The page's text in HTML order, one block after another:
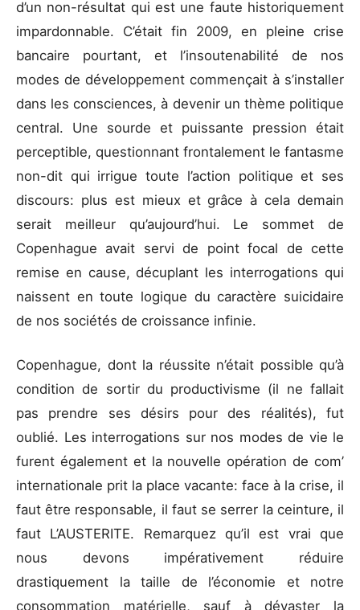
d’un non-résultat qui est une faute historiquement
impardonnable. C’était fin 2009, en pleine crise
bancaire pourtant, et l’insoutenabilité de nos
modes de développement commençait à s’installer
dans les consciences, à devenir un thème politique
central. Une sourde et puissante pression était
perceptible, questionnant frontalement le fantasme
non-dit qui irrigue toute l’action politique et ses
discours: plus est mieux et grâce à cela demain
serait meilleur qu’aujourd’hui. Le sommet de
Copenhague avait servi de point focal de cette
remise en cause, décuplant les interrogations qui
naissent en toute logique du caractère suicidaire
de nos sociétés de croissance infinie.
Copenhague, dont la réussite n’était possible qu’à
condition de sortir du productivisme (il ne fallait
pas prendre ses désirs pour des réalités), fut
oublié. Les interrogations sur nos modes de vie le
furent également et la nouvelle opération de com’
internationale prit la place vacante: face à la crise, il
faut être responsable, il faut se serrer la ceinture, il
faut L’AUSTERITE. Remarquez qu’il est vrai que
nous devons impérativement réduire
drastiquement la taille de l’économie et notre
consommation matérielle, sauf à dévaster la